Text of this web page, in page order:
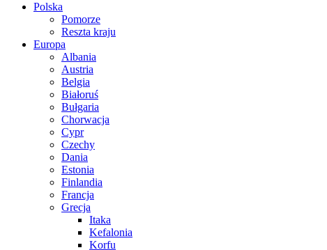
Polska
Pomorze
Reszta kraju
Europa
Albania
Austria
Belgia
Białoruś
Bułgaria
Chorwacja
Cypr
Czechy
Dania
Estonia
Finlandia
Francja
Grecja
Itaka
Kefalonia
Korfu